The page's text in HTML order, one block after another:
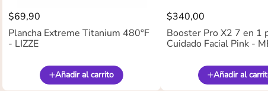
$69,90
Plancha Extreme Titanium 480°F
- LIZZE
Añadir al carrito
$340,00
Booster Pro X2 7 en 1
Cuidado Facial Pink -
Añadir al